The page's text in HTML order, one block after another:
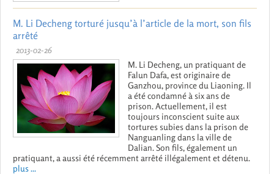
M. Li Decheng torturé jusqu’à l’article de la mort, son fils
arrêté
2013-02-26
M. Li Decheng, un pratiquant de
Falun Dafa, est originaire de
Ganzhou, province du Liaoning. Il
a été condamné à six ans de
prison. Actuellement, il est
toujours inconscient suite aux
tortures subies dans la prison de
Nanguanling dans la ville de
Dalian. Son fils, également un
pratiquant, a aussi été récemment arrêté illégalement et détenu.
plus ...